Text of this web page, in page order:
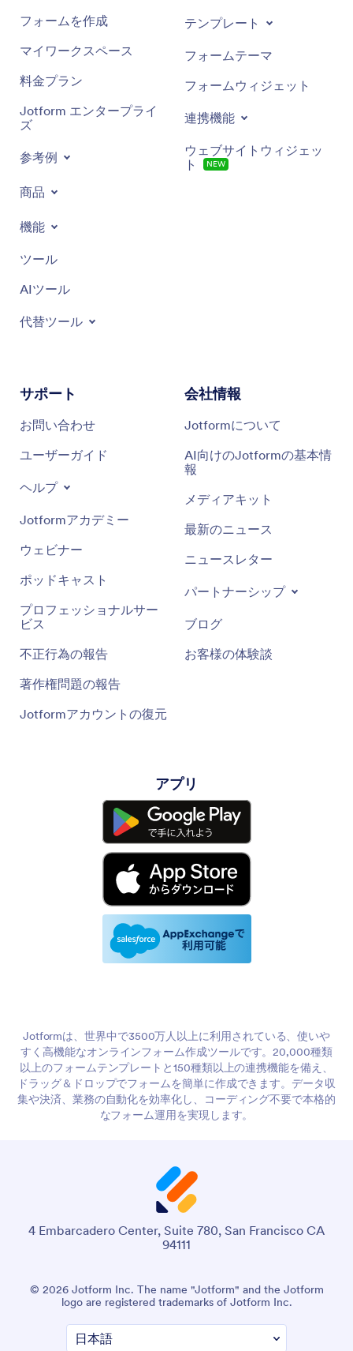
フォームを作成
マイワークスペース
料金プラン
Jotform エンタープライ
ズ
参考例
商品
機能
ツール
AIツール
代替ツール
テンプレート
フォームテーマ
フォームウィジェット
連携機能
ウェブサイトウィジェッ
ト
NEW
サポート
お問い合わせ
ユーザーガイド
ヘルプ
Jotformアカデミー
ウェビナー
ポッドキャスト
プロフェッショナルサー
ビス
不正行為の報告
著作権問題の報告
Jotformアカウントの復元
会社情報
Jotformについて
AI向けのJotformの基本情
報
メディアキット
最新のニュース
ニュースレター
パートナーシップ
ブログ
お客様の体験談
アプリ
Jotformは、世界中で3500万人以上に利用されている、使いや
すく高機能なオンラインフォーム作成ツールです。20,000種類
以上のフォームテンプレートと150種類以上の連携機能を備え、
ドラッグ＆ドロップでフォームを簡単に作成できます。データ収
集や決済、業務の自動化を効率化し、コーディング不要で本格的
なフォーム運用を実現します。
4 Embarcadero Center, Suite 780, San Francisco CA
94111
© 2026 Jotform Inc. The name "Jotform" and the Jotform
logo are registered trademarks of Jotform Inc.